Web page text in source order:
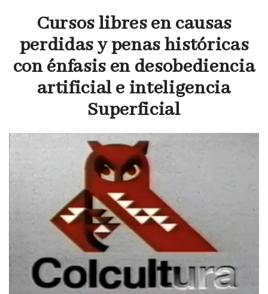
Cursos libres en causas
perdidas y penas históricas
con énfasis en desobediencia
artificial e inteligencia
Superficial